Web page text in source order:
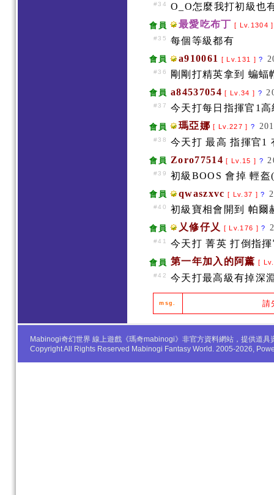
#34 O_O怎麼我打初級也
會員 最愛吃布丁 [ Lv.1304
#35 每個等級都有
會員 a910061 [ Lv.131 ]?
#36 剛剛打精英拿到 蝙蝠
會員 a84537054 [ Lv.34 ] ?
#37 今天打每日指揮官1
會員 瑪亞娜 [ Lv.227 ] ?
#38 今天打 最高 指揮官1
會員 Zoro77514 [ Lv.15 ] ?
#39 初級BOOS 會掉 輕
會員 qwaszxvc [ Lv.37 ]?
#40 初級寶相會開到 帕爾
會員 乂修仔乂 [ Lv.176 ]?
#41 今天打 菁英 打倒指
會員 第一年加入的阿薰 [
#42 今天打最高級有掉深
msg. 請
Mabinogi奇幻世界 線上遊戲《瑪奇mabinogi》非官方資料網站，提供道
Copyright All Rights Reserved Mabinogi Fantasy World. 2005-2026,